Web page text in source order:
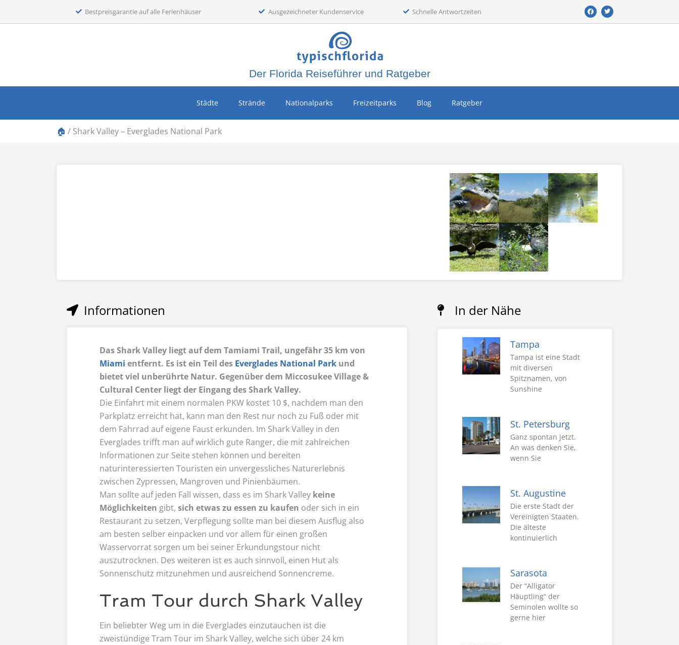
Bestpreisgarantie auf alle Ferienhäuser Ausgezeichneter Kundenservice Schnelle Antwortzeiten
Der Florida Reiseführer und Ratgeber
Städte Strände Nationalparks Freizeitparks Blog Ratgeber
🏠 / Shark Valley – Everglades National Park
Informationen
Das Shark Valley liegt auf dem Tamiami Trail, ungefähr 35 km von
Miami entfernt. Es ist ein Teil des Everglades National Park und
bietet viel unberührte Natur. Gegenüber dem Miccosukee Village &
Cultural Center liegt der Eingang des Shark Valley.
Die Einfahrt mit einem normalen PKW kostet 10 $, nachdem man den
Parkplatz erreicht hat, kann man den Rest nur noch zu Fuß oder mit
dem Fahrrad auf eigene Faust erkunden. Im Shark Valley in den
Everglades trifft man auf wirklich gute Ranger, die mit zahlreichen
Informationen zur Seite stehen können und bereiten
naturinteressierten Touristen ein unvergessliches Naturerlebnis
zwischen Zypressen, Mangroven und Pinienbäumen.
Man sollte auf jeden Fall wissen, dass es im Shark Valley keine
Möglichkeiten gibt, sich etwas zu essen zu kaufen oder sich in ein
Restaurant zu setzen, Verpflegung sollte man bei diesem Ausflug also
am besten selber einpacken und vor allem für einen großen
Wasservorrat sorgen um bei seiner Erkundungstour nicht
auszutrocknen. Des weiteren ist es auch sinnvoll, einen Hut als
Sonnenschutz mitzunehmen und ausreichend Sonnencreme.
Tram Tour durch Shark Valley
Ein beliebter Weg um in die Everglades einzutauchen ist die
zweistündige Tram Tour im Shark Valley, welche sich über 24 km
In der Nähe
Tampa
Tampa ist eine Stadt
mit diversen
Spitznamen, von
Sunshine
St. Petersburg
Ganz spontan jetzt.
An was denken Sie,
wenn Sie
St. Augustine
Die erste Stadt der
Vereinigten Staaten.
Die älteste
kontinuierlich
Sarasota
Der “Alligator
Häuptling“ der
Seminolen wollte so
gerne hier